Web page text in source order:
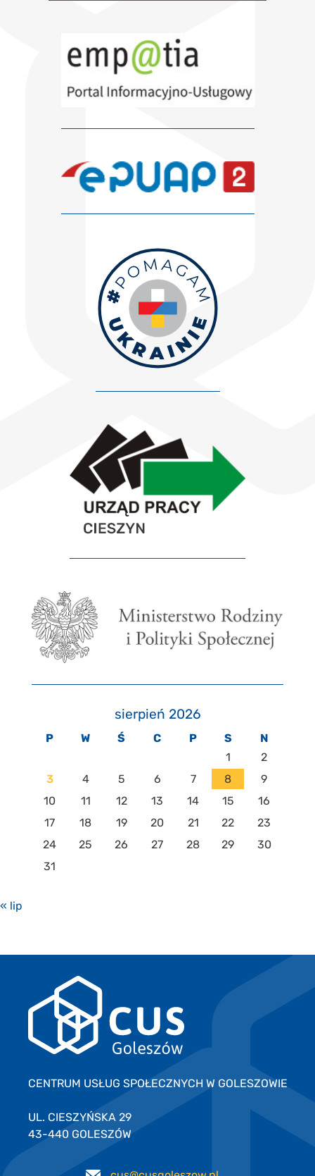
sierpień 2026
P W Ś C P S
N
1
2
3
4 5 6 7 8
9
10
11 12 13 14 15
16
17
18 19 20 21 22
23
24
25 26 27 28 29
30
31
« lip
CENTRUM USŁUG SPOŁECZNYCH W GOLESZOWIE
UL. CIESZYŃSKA 29
43-440 GOLESZÓW